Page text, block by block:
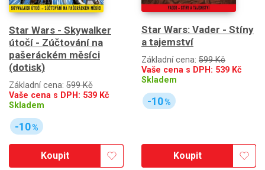
Star Wars - Skywalker
útočí - Zúčtování na
pašeráckém měsíci
(dotisk)
Základní cena: 599 Kč
Vaše cena s DPH: 539 Kč
Skladem
-10%
Koupit
Star Wars: Vader - Stíny
a tajemství
Základní cena: 599 Kč
Vaše cena s DPH: 539 Kč
Skladem
-10%
Koupit